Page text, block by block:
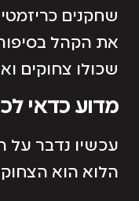
שחקנים
את הקהל
שכולו צחוקים
מדוע כדאי
עכשיו נדבר על
הלוא הוא